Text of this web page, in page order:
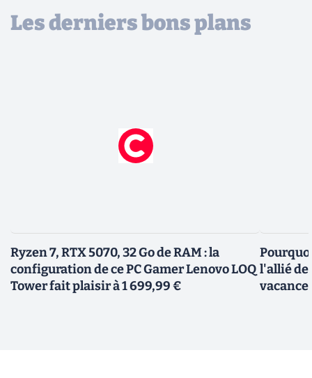
Les derniers bons plans
Ryzen 7, RTX 5070, 32 Go de RAM : la
configuration de ce PC Gamer Lenovo LOQ
Tower fait plaisir à 1 699,99 €
l'allié